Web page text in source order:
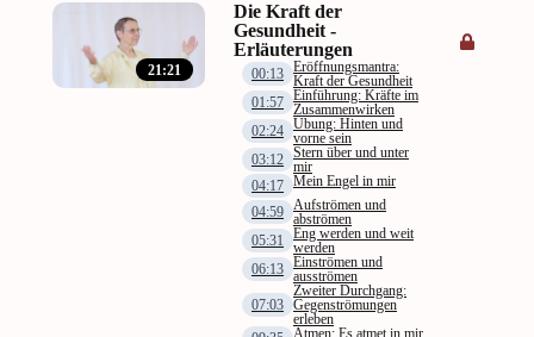
21:21
Die Kraft der
Gesundheit -
Erläuterungen
00:13 Eröffnungsmantra:
Kraft der Gesundheit
01:57 Einführung: Kräfte im
Zusammenwirken
02:24 Übung: Hinten und
vorne sein
03:12 Stern über und unter
mir
04:17 Mein Engel in mir
04:59 Aufströmen und
abströmen
05:31
Eng werden und weit
werden
06:13 Einströmen und
ausströmen
07:03
Zweiter Durchgang:
Gegenströmungen
erleben
Atmen: Es atmet in mir